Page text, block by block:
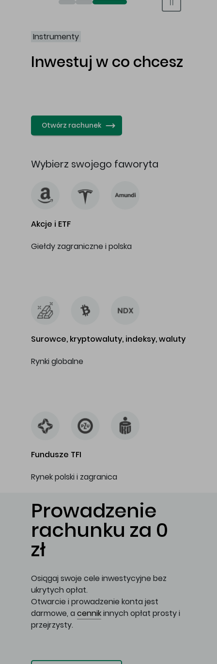
Otwórz rachunek maklerski online
Otwórz konto IKE/IKZE
Świat bez swap i prowizji
Instrumenty
Inwestuj w co chcesz
Otwórz rachunek
Wybierz swojego faworyta
Akcje i ETF
Giełdy zagraniczne i polska
Surowce, kryptowaluty, indeksy, waluty
Rynki globalne
Fundusze TFI
Rynek polski i zagranica
Prowadzenie
rachunku za 0
zł
Osiągaj swoje cele inwestycyjne bez
ukrytych opłat.
Otwarcie i prowadzenie konta jest
darmowe, a cennikinnych opłat prosty i
przejrzysty.